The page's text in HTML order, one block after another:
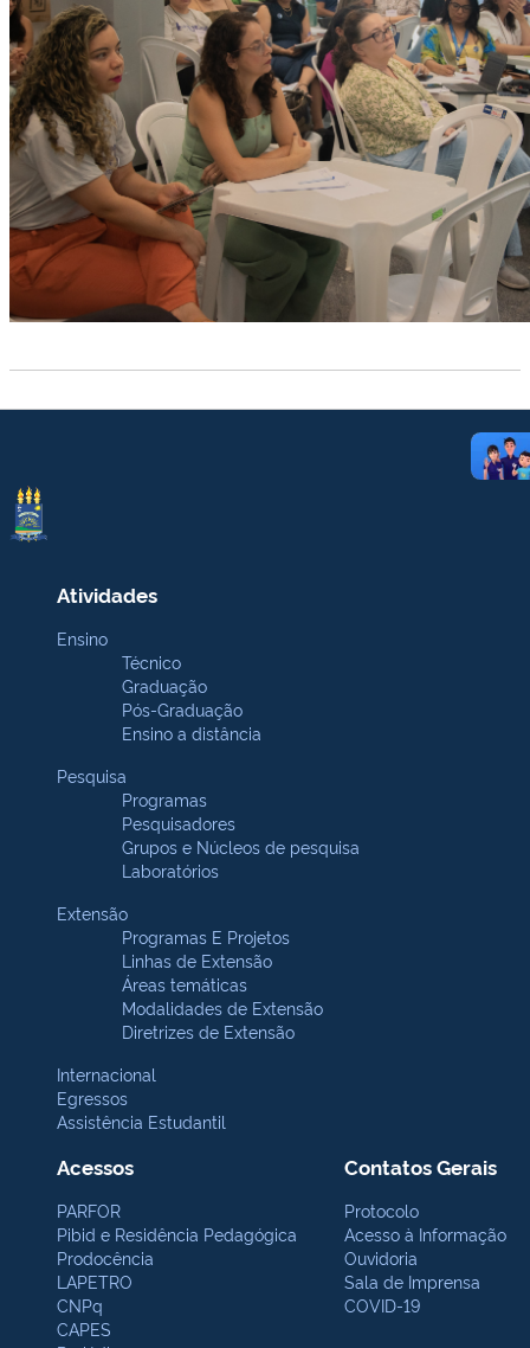
Atividades
Ensino
Técnico
Graduação
Pós-Graduação
Ensino a distância
Pesquisa
Programas
Pesquisadores
Grupos e Núcleos de pesquisa
Laboratórios
Extensão
Programas E Projetos
Linhas de Extensão
Áreas temáticas
Modalidades de Extensão
Diretrizes de Extensão
Internacional
Egressos
Assistência Estudantil
Acessos
PARFOR
Pibid e Residência Pedagógica
Prodocência
LAPETRO
CNPq
CAPES
Contatos Gerais
Protocolo
Acesso à Informação
Ouvidoria
Sala de Imprensa
COVID-19